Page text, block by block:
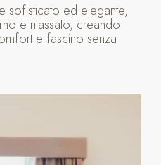
sofisticato ed elegante,
e rilassato, creando
e fascino senza